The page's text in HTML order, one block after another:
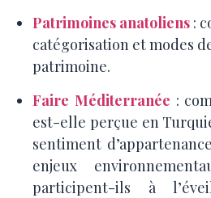
Patrimoines anatoliens :
catégorisation et modes
patrimoine.
Faire Méditerranée :
est-elle perçue en
sentiment
enjeux
participent-ils à